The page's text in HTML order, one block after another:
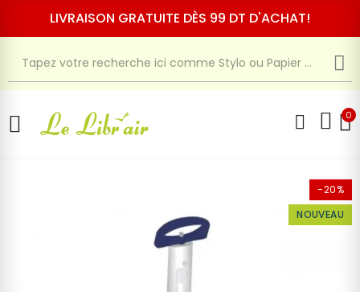
LIVRAISON GRATUITE DÈS 99 DT D'ACHAT!
0
-20%
NOUVEAU